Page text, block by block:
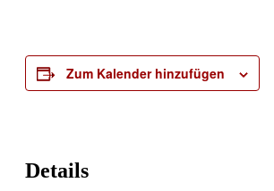
Zum Kalender hinzufügen
Details